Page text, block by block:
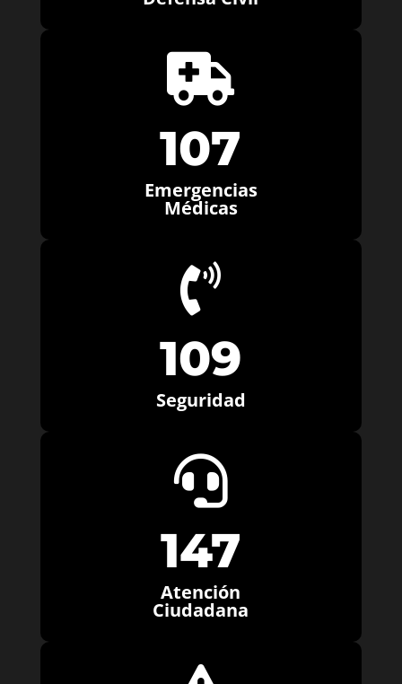

107
Emergencias
Médicas

109
Seguridad

147
Atención
Ciudadana